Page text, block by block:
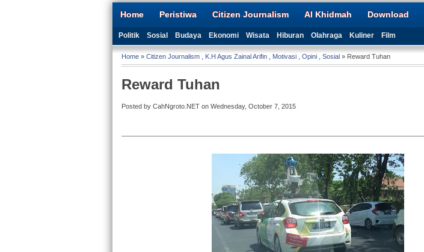
Home Peristiwa Citizen Journalism Al Khidmah Download
Politik Sosial Budaya Ekonomi Wisata Hiburan Olahraga Kuliner Film
Home » Citizen Journalism K.H Agus Zainal Arifin Motivasi Opini Sosial » Reward Tuhan
Reward Tuhan
Posted by CahNgroto.NET on Wednesday, October 7, 2015